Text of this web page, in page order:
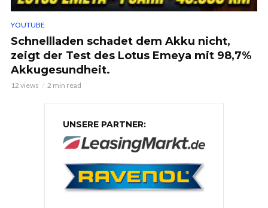
YOUTUBE
Schnellladen schadet dem Akku nicht,
zeigt der Test des Lotus Emeya mit 98,7%
Akkugesundheit.
12 views 2 min read
UNSERE PARTNER: